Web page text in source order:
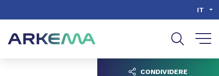
IT
CONDIVIDERE